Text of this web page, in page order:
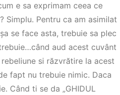
e sa exprimam ceea ce
Simplu. Pentru ca am asimilat
se face asta, trebuie sa plec
aud acest cuvânt
si răzvrătire la acest
fapt nu trebuie nimic. Daca
Când ti se da „GHIDUL